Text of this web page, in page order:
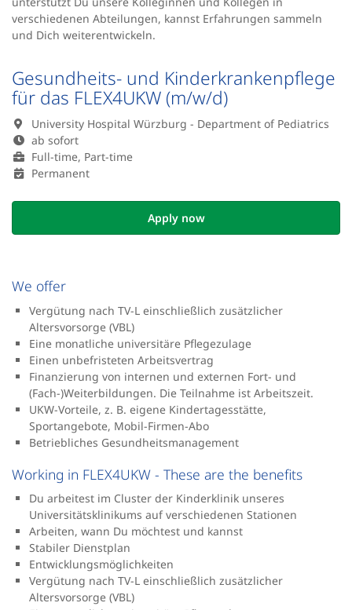
Gesundheits- und Kinderkrankenpflege
für das FLEX4UKW (m/w/d)
University Hospital Würzburg - Department of Pediatrics
ab sofort
Full-time, Part-time
Permanent
Apply now
verschiedenen Abteilungen, kannst Erfahrungen sammeln
und Dich weiterentwickeln.
We offer
Vergütung nach TV-L einschließlich zusätzlicher
Altersvorsorge (VBL)
Eine monatliche universitäre Pflegezulage
Einen unbefristeten Arbeitsvertrag
Finanzierung von internen und externen Fort- und
(Fach-)Weiterbildungen. Die Teilnahme ist Arbeitszeit.
UKW-Vorteile, z. B. eigene Kindertagesstätte,
Sportangebote, Mobil-Firmen-Abo
Betriebliches Gesundheitsmanagement
Working in FLEX4UKW - These are the benefits
Du arbeitest im Cluster der Kinderklinik unseres
Universitätsklinikums auf verschiedenen Stationen
Arbeiten, wann Du möchtest und kannst
Stabiler Dienstplan
Entwicklungsmöglichkeiten
Vergütung nach TV-L einschließlich zusätzlicher
Altersvorsorge (VBL)